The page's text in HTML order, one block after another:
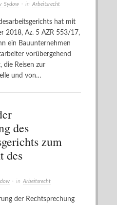
Sydow · in Arbeitsrecht
hat mit
2018, Az. 5 AZR 553/17,
ein Bauunternehmen
vorübergehend
die Reisen zur
und von…
des
zum
des
· in Arbeitsrecht
der Rechtsprechung